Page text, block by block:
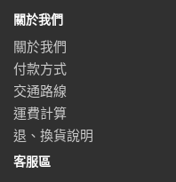
關於我們
關於我們
付款方式
交通路線
運費計算
退、換貨說明
客服區